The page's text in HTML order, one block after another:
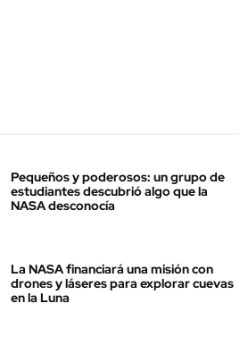
Pequeños y poderosos: un grupo de
estudiantes descubrió algo que la
NASA desconocía
La NASA financiará una misión con
drones y láseres para explorar cuevas
en la Luna